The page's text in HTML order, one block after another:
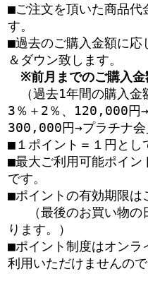
■ご注文を頂いた商品代
す。
■過去のご購入金額に応
＆ダウン致します。
※前月までのご購入
（過去1年間の購入
3％＋2％、120,000円
300,000円→プラチナ会
■１ポイント＝１円とし
■最大ご利用可能ポイン
です。
■ポイントの有効期限は
（最後のお買い物の
ります。）
■ポイント制度はオン
利用いただけませんの